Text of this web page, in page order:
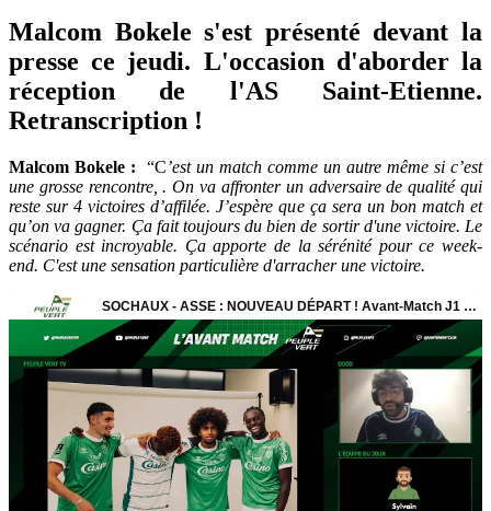
Malcom Bokele s'est présenté devant la
presse ce jeudi. L'occasion d'aborder la
réception de l'AS Saint-Etienne.
Retranscription !
Malcom Bokele : “C’est un match comme un autre même si c’est
une grosse rencontre, . On va affronter un adversaire de qualité qui
reste sur 4 victoires d’affilée. J’espère que ça sera un bon match et
qu’on va gagner. Ça fait toujours du bien de sortir d'une victoire. Le
scénario est incroyable. Ça apporte de la sérénité pour ce week-
end. C'est une sensation particulière d'arracher une victoire.